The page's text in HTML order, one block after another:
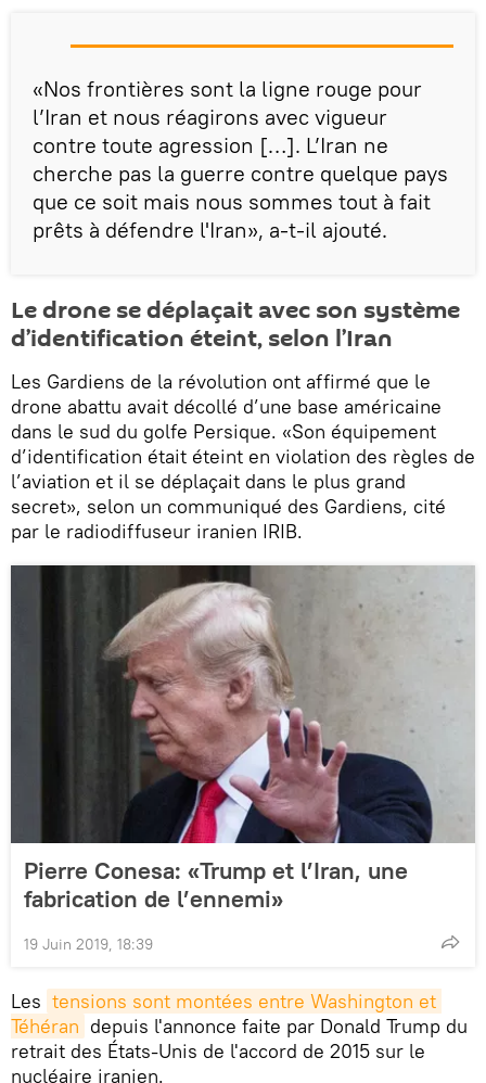
«Nos frontières sont la ligne rouge pour
l’Iran et nous réagirons avec vigueur
contre toute agression […]. L’Iran ne
cherche pas la guerre contre quelque pays
que ce soit mais nous sommes tout à fait
prêts à défendre l'Iran», a-t-il ajouté.
Le drone se déplaçait avec son système
d’identification éteint, selon l’Iran
Les Gardiens de la révolution ont affirmé que le
drone abattu avait décollé d’une base américaine
dans le sud du golfe Persique. «Son équipement
d’identification était éteint en violation des règles de
l’aviation et il se déplaçait dans le plus grand
secret», selon un communiqué des Gardiens, cité
par le radiodiffuseur iranien IRIB.
Pierre Conesa: «Trump et l’Iran, une
fabrication de l’ennemi»
19 Juin 2019, 18:39
Les tensions sont montées entre Washington et
Téhéran depuis l'annonce faite par Donald Trump du
retrait des États-Unis de l'accord de 2015 sur le
nucléaire iranien.